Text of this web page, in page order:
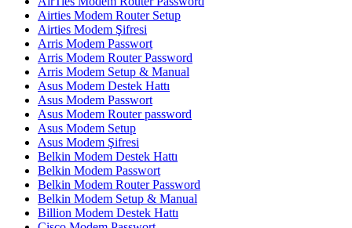
Airties Modem Router Setup
Airties Modem Şifresi
Arris Modem Passwort
Arris Modem Router Password
Arris Modem Setup & Manual
Asus Modem Destek Hattı
Asus Modem Passwort
Asus Modem Router password
Asus Modem Setup
Asus Modem Şifresi
Belkin Modem Destek Hattı
Belkin Modem Passwort
Belkin Modem Router Password
Belkin Modem Setup & Manual
Billion Modem Destek Hattı